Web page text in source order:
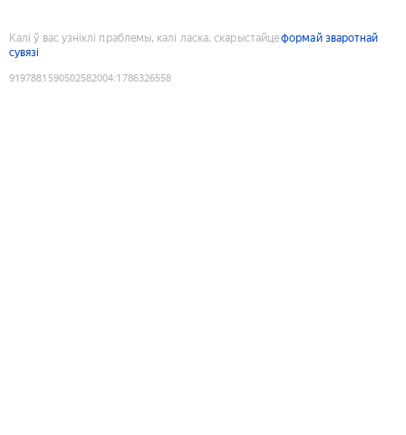
Калі ў вас узніклі праблемы, калі ласка, скарыстайцеформай зваротнай
сувязі
9197881590502582004:1786326558